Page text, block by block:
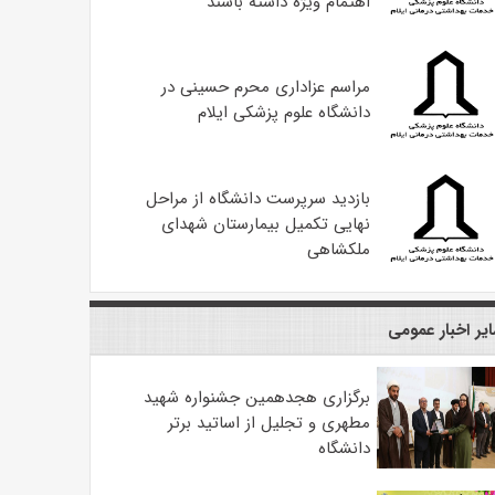
مراسم عزاداری محرم حسینی در
دانشگاه علوم پزشکی ایلام
بازدید سرپرست دانشگاه از مراحل
نهایی تکمیل بیمارستان شهدای
ملکشاهی
اخبار عمومی
برگزاری هجدهمین جشنواره شهید
مطهری و تجلیل از اساتید برتر
دانشگاه